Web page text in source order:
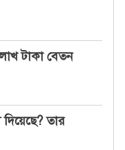
টাকা বেতন
তার